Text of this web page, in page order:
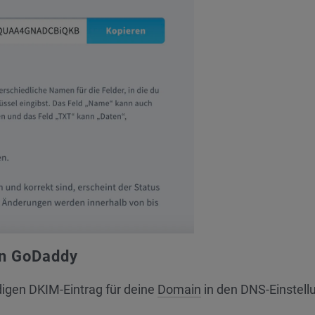
GoDaddy
DKIM-Eintrag für deine Domain in den DNS-